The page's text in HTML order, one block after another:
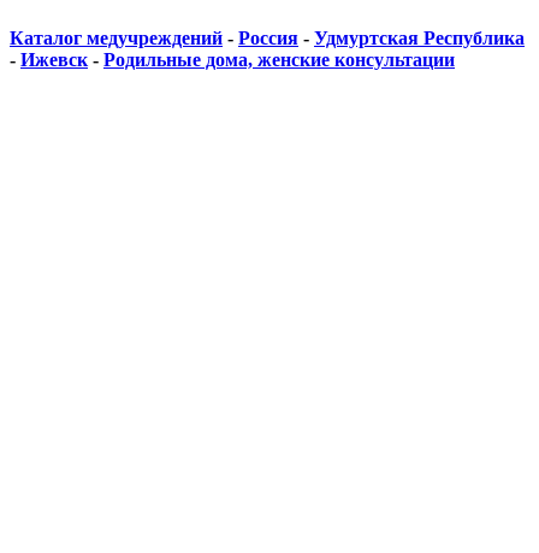
Каталог медучреждений - Россия - Удмуртская Республика
- Ижевск - Родильные дома, женские консультации